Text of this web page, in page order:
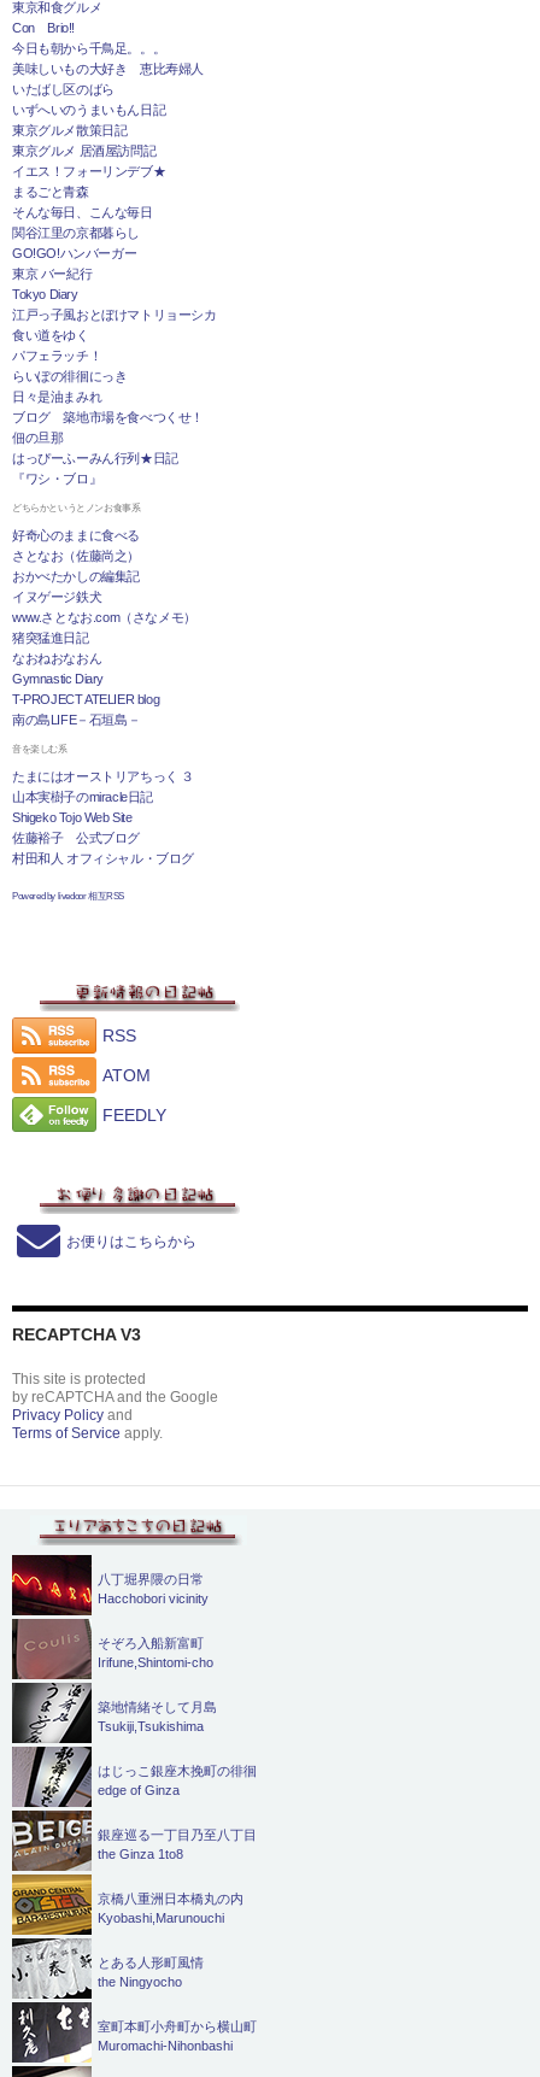
東京和食グルメ
Con Brio!!
今日も朝から千鳥足。。。
美味しいもの大好き 恵比寿婦人
いたばし区のばら
いずへいのうまいもん日記
東京グルメ散策日記
東京グルメ 居酒屋訪問記
イエス！フォーリンデブ★
まるごと青森
そんな毎日、こんな毎日
関谷江里の京都暮らし
GO!GO!ハンバーガー
東京 バー紀行
Tokyo Diary
江戸っ子風おとぼけマトリョーシカ
食い道をゆく
パフェラッチ！
らいぽの徘徊にっき
日々是油まみれ
ブログ 築地市場を食べつくせ！
佃の旦那
はっぴーふーみん行列★日記
『ワシ・ブロ』
どちらかというとノンお食事系
好奇心のままに食べる
さとなお（佐藤尚之）
おかべたかしの編集記
イヌゲージ鉄犬
www.さとなお.com（さなメモ）
猪突猛進日記
なおねおなおん
Gymnastic Diary
T-PROJECT ATELIER blog
南の島LIFE－石垣島－
音を楽しむ系
たまにはオーストリアちっく ３
山本実樹子のmiracle日記
Shigeko Tojo Web Site
佐藤裕子 公式ブログ
村田和人 オフィシャル・ブログ
Powered by livedoor 相互RSS
RSS
ATOM
FEEDLY
お便りはこちらから
RECAPTCHA V3
This site is protected
by reCAPTCHA and the Google
Privacy Policy and
Terms of Service apply.
八丁堀界隈の日常
Hacchobori vicinity
そぞろ入船新富町
Irifune,Shintomi-cho
築地情緒そして月島
Tsukiji,Tsukishima
はじっこ銀座木挽町の徘徊
edge of Ginza
銀座巡る一丁目乃至八丁目
the Ginza 1to8
京橋八重洲日本橋丸の内
Kyobashi,Marunouchi
とある人形町風情
the Ningyocho
室町本町小舟町から横山町
Muromachi-Nihonbashi